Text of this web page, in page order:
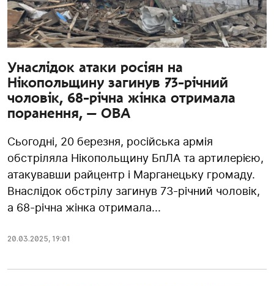
Унаслідок атаки росіян на
Нікопольщину загинув 73-річний
чоловік, 68-річна жінка отримала
поранення, — ОВА
Сьогодні, 20 березня, російська армія
обстріляла Нікопольщину БпЛА та артилерією,
атакувавши райцентр і Марганецьку громаду.
Внаслідок обстрілу загинув 73-річний чоловік,
а 68-річна жінка отримала...
20.03.2025, 19:01